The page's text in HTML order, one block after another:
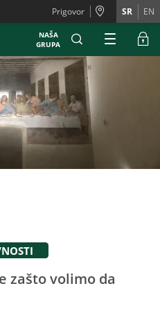
Prigovor SR EN
NAŠA
GRUPA
zašto volimo da